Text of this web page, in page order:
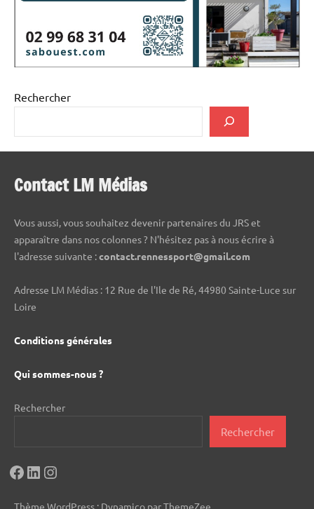
Rechercher
Contact LM Médias
Vous aussi, vous souhaitez devenir partenaires du JRS et
apparaître dans nos colonnes ? N'hésitez pas à nous écrire à
l'adresse suivante :contact.rennessport@gmail.com
Adresse LM Médias : 12 Rue de l'Ile de Ré, 44980 Sainte-Luce sur
Loire
Conditions générales
Qui sommes-nous ?
Rechercher
Rechercher
Facebook
LinkedIn
Instagram
Thème WordPress : Dynamico par ThemeZee.